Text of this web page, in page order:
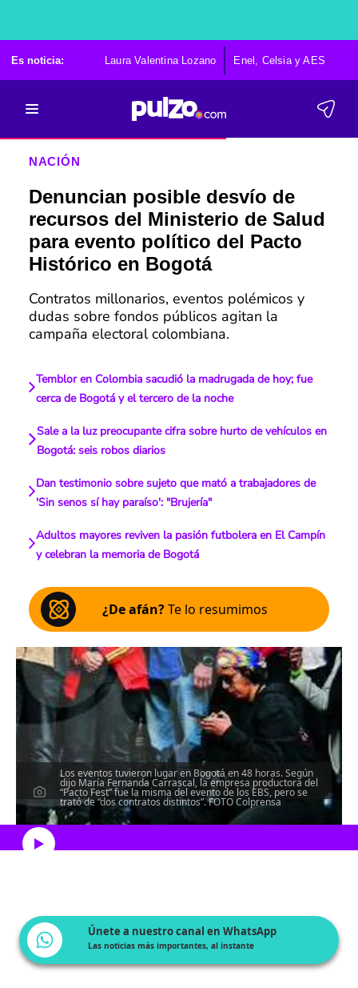
Es noticia: Laura Valentina Lozano Enel, Celsia y AES
NACIÓN
Denuncian posible desvío de
recursos del Ministerio de Salud
para evento político del Pacto
Histórico en Bogotá
Contratos millonarios, eventos polémicos y
dudas sobre fondos públicos agitan la
campaña electoral colombiana.
Temblor en Colombia sacudió la madrugada de hoy; fue
cerca de Bogotá y el tercero de la noche
Sale a la luz preocupante cifra sobre hurto de vehículos en
Bogotá: seis robos diarios
Dan testimonio sobre sujeto que mató a trabajadores de
'Sin senos sí hay paraíso': "Brujería"
Adultos mayores reviven la pasión futbolera en El Campín
y celebran la memoria de Bogotá
¿De afán?Te lo resumimos
Los eventos tuvieron lugar en Bogotá en 48 horas. Según
dijo María Fernanda Carrascal, la empresa productora del
“Pacto Fest” fue la misma del evento de los EBS, pero se
trató de “dos contratos distintos”. FOTO Colprensa
Escucha el artículo
Únete a nuestro canal en WhatsApp
Las noticias más importantes, al instante